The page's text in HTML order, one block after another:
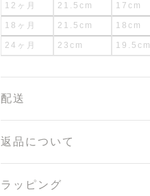
12ヶ月 21.5cm 17cm
18ヶ月 21.5cm 18cm
24ヶ月 23cm 19.5cm
配送
返品について
ラッピング